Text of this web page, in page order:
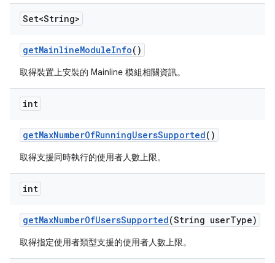
Set<String>
getMainlineModuleInfo()
取得裝置上安裝的 Mainline 模組相關資訊。
int
getMaxNumberOfRunningUsersSupported()
取得支援同時執行的使用者人數上限。
int
getMaxNumberOfUsersSupported(String userType)
取得指定使用者類型支援的使用者人數上限。